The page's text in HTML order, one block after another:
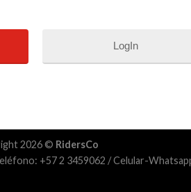
LogIn
2026 © RidersCo
+57 2 3459062 / Celular-